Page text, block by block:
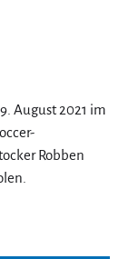
August 2021 im
Robben